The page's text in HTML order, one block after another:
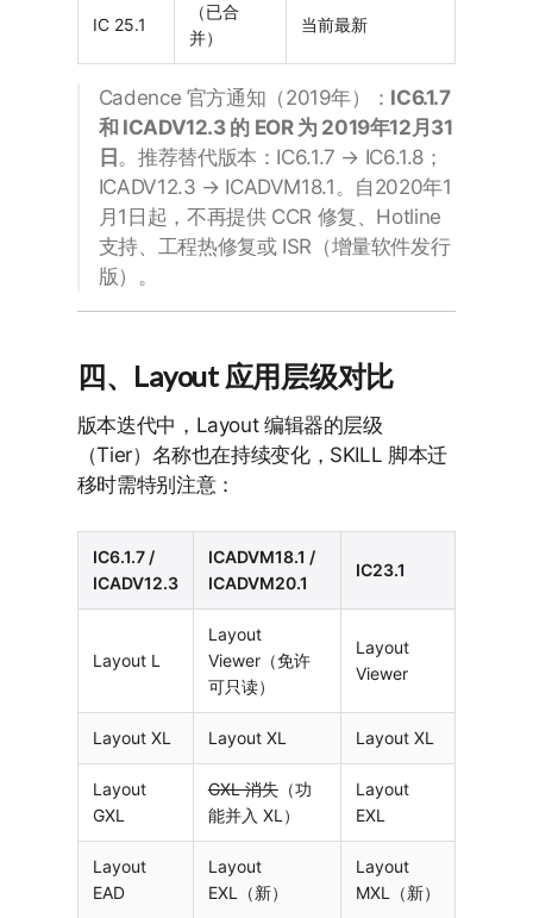
IC 25.1
（已合
并）
当前最新
Cadence 官方通知（2019年）： IC6.1.7
和 ICADV12.3 的 EOR 为 2019年12月31
日 。推荐替代版本：IC6.1.7 → IC6.1.8；
ICADV12.3 → ICADVM18.1。自2020年1
月1日起，不再提供 CCR 修复、Hotline
支持、工程热修复或 ISR（增量软件发行
版）。
四、Layout 应用层级对比
版本迭代中，Layout 编辑器的层级
（Tier）名称也在持续变化，SKILL 脚本迁
移时需特别注意：
IC6.1.7 /
ICADV12.3
ICADVM18.1 /
ICADVM20.1
IC23.1
Layout L
Layout
Viewer（免许
可只读）
Layout
Viewer
Layout XL Layout XL Layout XL
Layout
GXL
GXL 消失（功
能并入 XL）
Layout
EXL
Layout
EAD
Layout
EXL（新）
Layout
MXL（新）